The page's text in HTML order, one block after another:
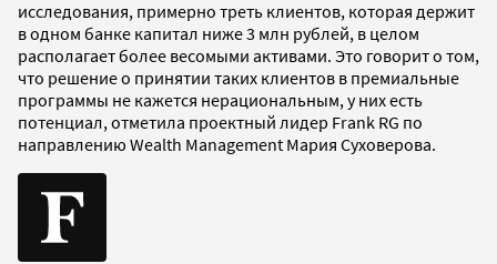
исследования, примерно треть клиентов, которая держит
в одном банке капитал ниже 3 млн рублей, в целом
располагает более весомыми активами. Это говорит о том,
что решение о принятии таких клиентов в премиальные
программы не кажется нерациональным, у них есть
потенциал, отметила проектный лидер Frank RG по
направлению Wealth Management Мария Суховерова.